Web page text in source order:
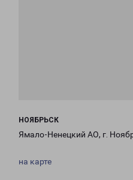
НОЯБРЬСК
Ямало-Ненецкий АО, г.
на карте